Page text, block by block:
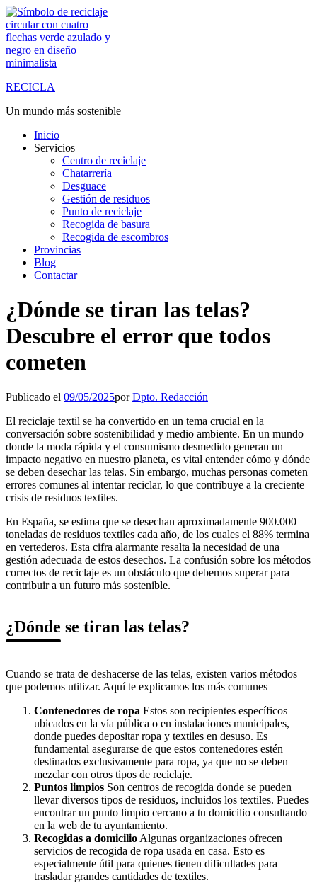
Saltar
al
contenido
RECICLA
Un mundo más sostenible
Inicio
Servicios
Centro de reciclaje
Chatarrería
Desguace
Gestión de residuos
Punto de reciclaje
Recogida de basura
Recogida de escombros
Provincias
Blog
Contactar
¿Dónde se tiran las telas?
Descubre el error que todos
cometen
Publicado el 09/05/2025por Dpto. Redacción
El reciclaje textil se ha convertido en un tema crucial en la
conversación sobre sostenibilidad y medio ambiente. En un mundo
donde la moda rápida y el consumismo desmedido generan un
impacto negativo en nuestro planeta, es vital entender cómo y dónde
se deben desechar las telas. Sin embargo, muchas personas cometen
errores comunes al intentar reciclar, lo que contribuye a la creciente
crisis de residuos textiles.
En España, se estima que se desechan aproximadamente 900.000
toneladas de residuos textiles cada año, de los cuales el 88% termina
en vertederos. Esta cifra alarmante resalta la necesidad de una
gestión adecuada de estos desechos. La confusión sobre los métodos
correctos de reciclaje es un obstáculo que debemos superar para
contribuir a un futuro más sostenible.
¿Dónde se tiran las telas?
Cuando se trata de deshacerse de las telas, existen varios métodos
que podemos utilizar. Aquí te explicamos los más comunes
Contenedores de ropa Estos son recipientes específicos
ubicados en la vía pública o en instalaciones municipales,
donde puedes depositar ropa y textiles en desuso. Es
fundamental asegurarse de que estos contenedores estén
destinados exclusivamente para ropa, ya que no se deben
mezclar con otros tipos de reciclaje.
Puntos limpios Son centros de recogida donde se pueden
llevar diversos tipos de residuos, incluidos los textiles. Puedes
encontrar un punto limpio cercano a tu domicilio consultando
en la web de tu ayuntamiento.
Recogidas a domicilio Algunas organizaciones ofrecen
servicios de recogida de ropa usada en casa. Esto es
especialmente útil para quienes tienen dificultades para
trasladar grandes cantidades de textiles.